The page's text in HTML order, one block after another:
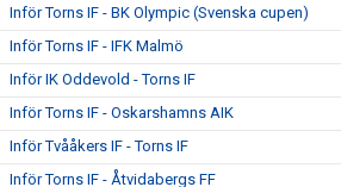
Inför Torns IF - BK Olympic (Svenska cupen)
Inför Torns IF - IFK Malmö
Inför IK Oddevold - Torns IF
Inför Torns IF - Oskarshamns AIK
Inför Tvååkers IF - Torns IF
Inför Torns IF - Åtvidabergs FF